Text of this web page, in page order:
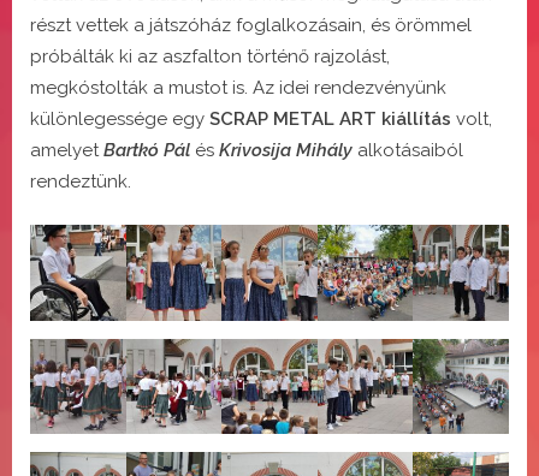
részt vettek a játszóház foglalkozásain, és örömmel
próbálták ki az aszfalton történő rajzolást,
megkóstolták a mustot is. Az idei rendezvényünk
különlegessége egy SCRAP METAL ART kiállítás volt,
amelyetBartkó Pál és Krivosija Mihály alkotásaiból
rendeztünk.